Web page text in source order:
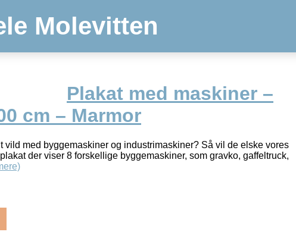
Molevitten
Plakat med maskiner –
cm – Marmor
vild med byggemaskiner og industrimaskiner? Så vil de elske vores
der viser 8 forskellige byggemaskiner, som gravko, gaffeltruck,